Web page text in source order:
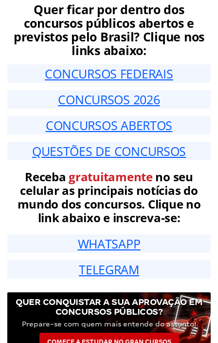
Quer ficar por dentro dos
concursos públicos abertos e
previstos pelo Brasil? Clique nos
links abaixo:
CONCURSOS FEDERAIS
CONCURSOS 2026
CONCURSOS ABERTOS
QUESTÕES DE CONCURSOS
Receba gratuitamenteno seu
celular as principais notícias do
mundo dos concursos. Clique no
link abaixo e inscreva-se:
WHATSAPP
TELEGRAM
QUER CONQUISTAR A SUA APROVAÇÃO EM
CONCURSOS PÚBLICOS?
Prepare-se com quem mais entende do assunto!